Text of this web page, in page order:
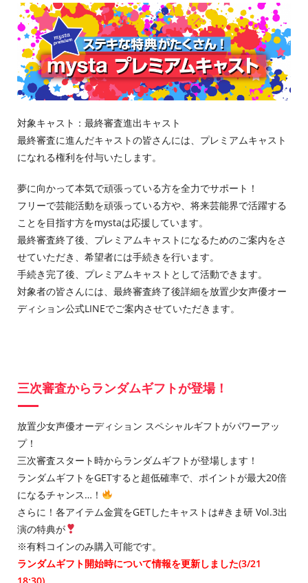
対象キャスト：最終審査進出キャスト
最終審査に進んだキャストの皆さんには、プレミアムキャスト
になれる権利を付与いたします。
夢に向かって本気で頑張っている方を全力でサポート！
フリーで芸能活動を頑張っている方や、将来芸能界で活躍する
ことを目指す方をmystaは応援しています。
最終審査終了後、プレミアムキャストになるためのご案内をさ
せていただき、希望者には手続きを行います。
手続き完了後、プレミアムキャストとして活動できます。
対象者の皆さんには、最終審査終了後詳細を放置少女声優オー
ディション公式LINEでご案内させていただきます。
三次審査からランダムギフトが登場！
放置少女声優オーディション スペシャルギフトがパワーアッ
プ！
三次審査スタート時からランダムギフトが登場します！
ランダムギフトをGETすると超低確率で、ポイントが最大20倍
になるチャンス…！
さらに！各アイテム金賞をGETしたキャストは#きま研 Vol.3出
演の特典が
※有料コインのみ購入可能です。
ランダムギフト開始時について情報を更新しました(3/21